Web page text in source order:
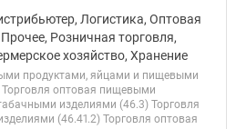
Логистика, Оптовая
Розничная торговля,
хозяйство, Хранение
продуктами, яйцами и пищевыми
оптовая пищевыми
изделиями (46.3) Торговля
(46.41.2) Торговля оптовая